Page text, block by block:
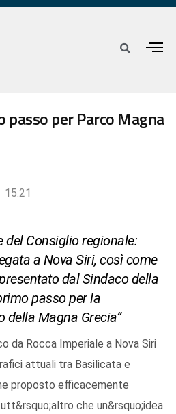
passo per Parco Magna
15:21
del Consiglio regionale:
a Nova Siri, così come
dal Sindaco della
passo per la
della Magna Grecia”
da Rocca Imperiale a Nova Siri
attuali tra Basilicata e
proposto efficacemente
che un&rsquo;idea